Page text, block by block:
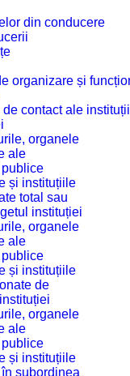
din conducere
organizare și
contact ale
organele
ale
și instituțiile
total sau
instituției
organele
ale
și instituțiile
de
organele
ale
și instituțiile
subordinea